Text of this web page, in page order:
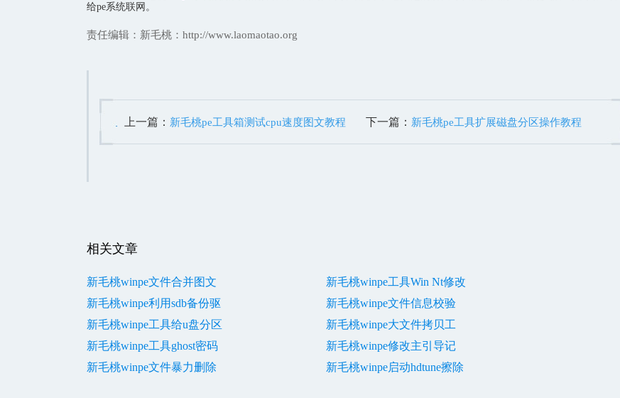
给pe系统联网。
责任编辑：新毛桃：http://www.laomaotao.org
上一篇： 新毛桃pe工具箱测试cpu速度图文教程 下一篇： 新毛桃pe工具扩展磁盘分区操作教程
相关文章
新毛桃winpe文件合并图文
新毛桃winpe工具Win Nt修改
新毛桃winpe利用sdb备份驱
新毛桃winpe文件信息校验
新毛桃winpe工具给u盘分区
新毛桃winpe大文件拷贝工
新毛桃winpe工具ghost密码
新毛桃winpe修改主引导记
新毛桃winpe文件暴力删除
新毛桃winpe启动hdtune擦除